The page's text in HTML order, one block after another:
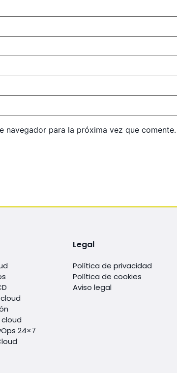
navegador para la próxima vez que comente.
24×7
Legal
Política de privacidad
Política de cookies
Aviso legal